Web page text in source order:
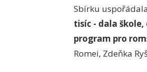
Sbírku
tisíc - dala
program pro
Romei, Zdeňka